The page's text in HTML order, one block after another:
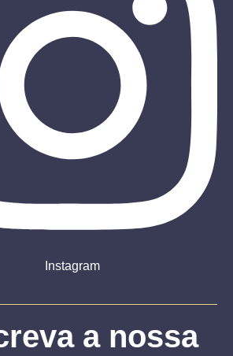
Instagram
a nossa